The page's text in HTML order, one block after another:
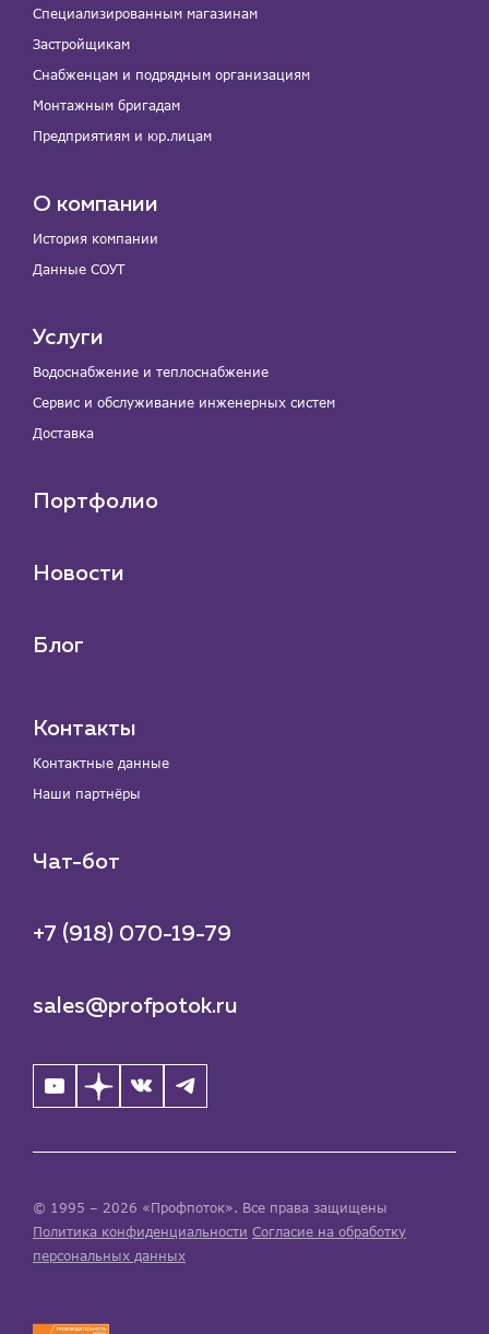
Специализированным магазинам
Застройщикам
Снабженцам и подрядным организациям
Монтажным бригадам
Предприятиям и юр.лицам
О компании
История компании
Данные СОУТ
Услуги
Водоснабжение и теплоснабжение
Сервис и обслуживание инженерных систем
Доставка
Портфолио
Новости
Блог
Контакты
Контактные данные
Наши партнёры
Чат-бот
+7 (918) 070-19-79
sales@profpotok.ru
© 1995 – 2026 «Профпоток». Все права защищены
Политика конфиденциальности Согласие на обработку
персональных данных